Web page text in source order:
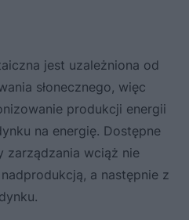
jest uzależniona od
słonecznego, więc
produkcji energii
na energię. Dostępne
zarządzania wciąż nie
a następnie z